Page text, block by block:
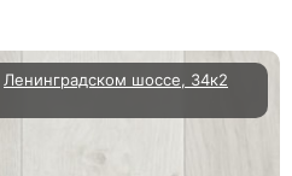
Ленинградском шоссе, 34к2